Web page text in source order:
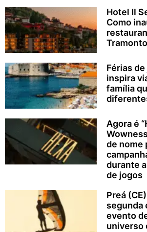
Hotel Il
Como
Tramonto
Férias
inspira
família
Agora é
de nome
durante
de jogos
Preá
segunda
evento
universo